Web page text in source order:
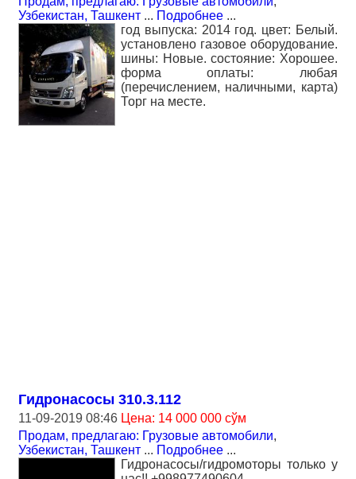
Узбекистан, Ташкент ... Подробнее ...
год выпуска: 2014 год. цвет: Белый.
установлено газовое оборудование.
шины: Новые. состояние: Хорошее.
форма оплаты: любая
(перечислением, наличными, карта)
Торг на месте.
Гидронасосы 310.3.112
11-09-2019 08:46 Цена: 14 000 000 сўм
Продам, предлагаю: Грузовые автомобили,
Узбекистан, Ташкент ... Подробнее ...
Гидронасосы/гидромоторы только у